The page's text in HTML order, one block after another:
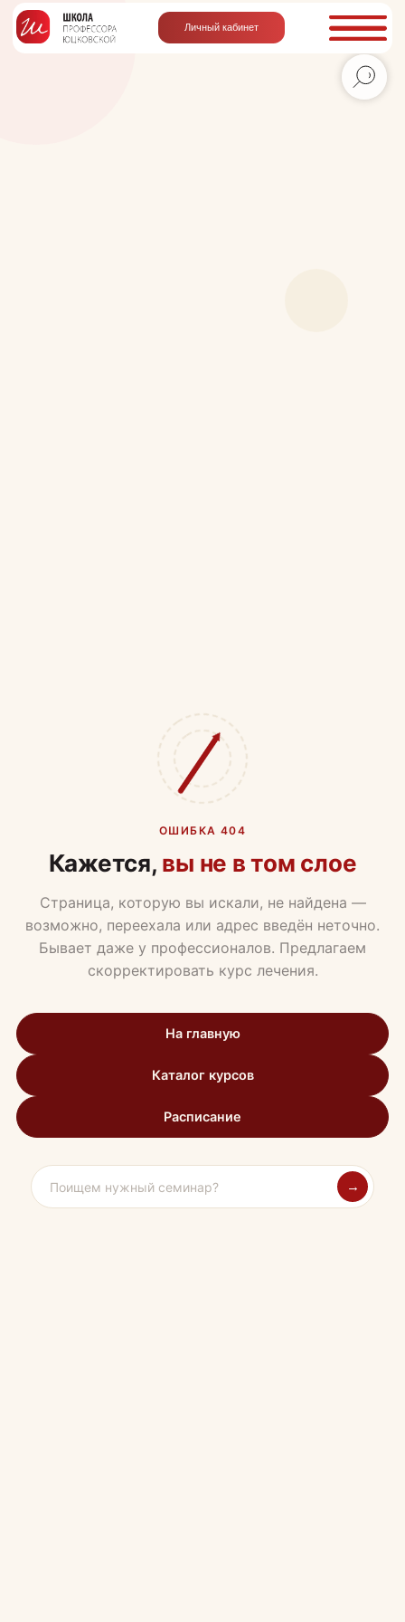
Личный кабинет
ОШИБКА 404
Кажется, вы не в том слое
Страница, которую вы искали, не найдена —
возможно, переехала или адрес введён неточно.
Бывает даже у профессионалов. Предлагаем
скорректировать курс лечения.
На главную
Каталог курсов
Расписание
→